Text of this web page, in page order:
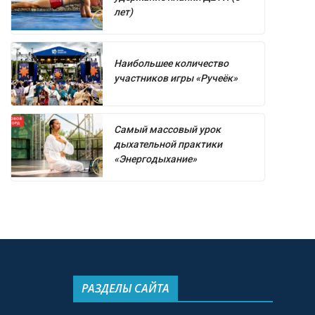
лет)
Наибольшее количество
участников игры «Ручеёк»
Самый массовый урок
дыхательной практики
«Энергодыхание»
РАЗДЕЛЫ САЙТА